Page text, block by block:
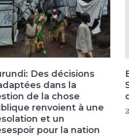
Des décisions
dans la
de la chose
renvoient à une
et un
pour la nation